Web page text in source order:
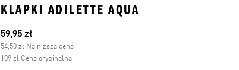
KLAPKI ADILETTE AQUA
Bieżąca cena
59,95 zł
54,50 zł Najniższa cena
109 zł Cena oryginalna